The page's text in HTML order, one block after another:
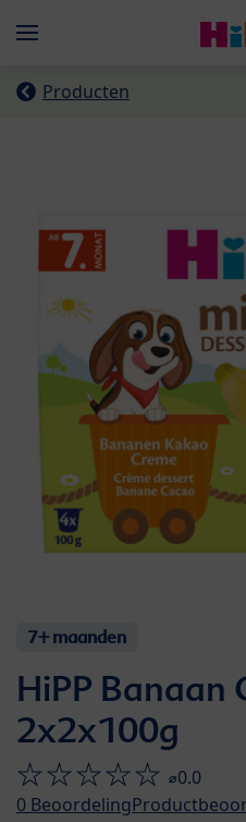
Menü
Producten
7+ maanden
HiPP Banaan
2x2x100g
⌀0.0
0 Beoordeling